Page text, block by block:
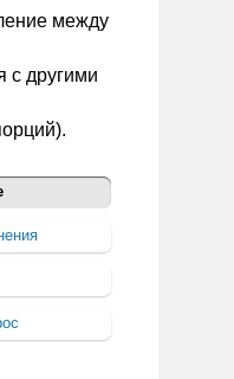
между
с другими